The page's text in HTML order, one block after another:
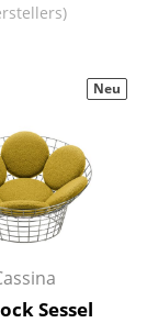
Sessel
Neu